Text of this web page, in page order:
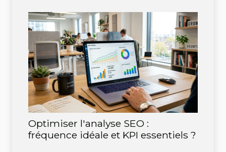
Optimiser l'analyse SEO :
fréquence idéale et KPI essentiels ?